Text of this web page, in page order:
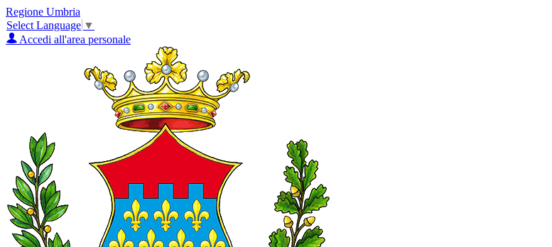
Regione Umbria
Select Language ▼
Accedi all'area personale